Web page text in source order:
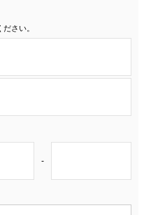
さい。
-